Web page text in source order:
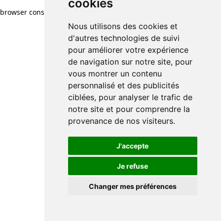
cookies
Nous utilisons des cookies et
d'autres technologies de suivi
pour améliorer votre expérience
de navigation sur notre site, pour
vous montrer un contenu
personnalisé et des publicités
ciblées, pour analyser le trafic de
notre site et pour comprendre la
provenance de nos visiteurs.
J'accepte
Je refuse
Changer mes préférences
cookies
Nous utilisons des cookies et
d'autres technologies de suivi
pour améliorer votre expérience
de navigation sur notre site, pour
vous montrer un contenu
personnalisé et des publicités
ciblées, pour analyser le trafic de
notre site et pour comprendre la
provenance de nos visiteurs.
J'accepte
Je refuse
Changer mes préférences
browser console for more information)